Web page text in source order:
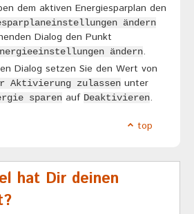
dem aktiven Energiesparplan den
ändern
Dialog den Punkt
ändern.
Dialog setzen Sie den Wert von
Aktivierung zulassen unter
sparen auf Deaktivieren.
top
hat Dir deinen